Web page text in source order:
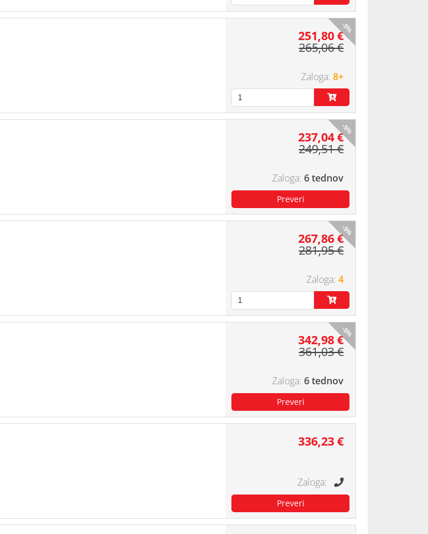
-5%
251,80 €
265,06 €
8+
-5%
237,04 €
249,51 €
6 tednov
-5%
267,86 €
281,95 €
4
-5%
342,98 €
361,03 €
6 tednov
336,23 €